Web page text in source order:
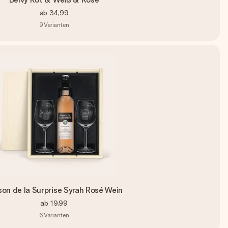
ab 34,99
9Varianten
de la Surprise Syrah Rosé Wein
ab 19,99
6Varianten